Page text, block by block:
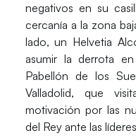
negativos en su
cercanía a la zona
lado, un Helvetia
asumir la derrota
Pabellón de los
Valladolid, que
motivación por las
del Rey ante las